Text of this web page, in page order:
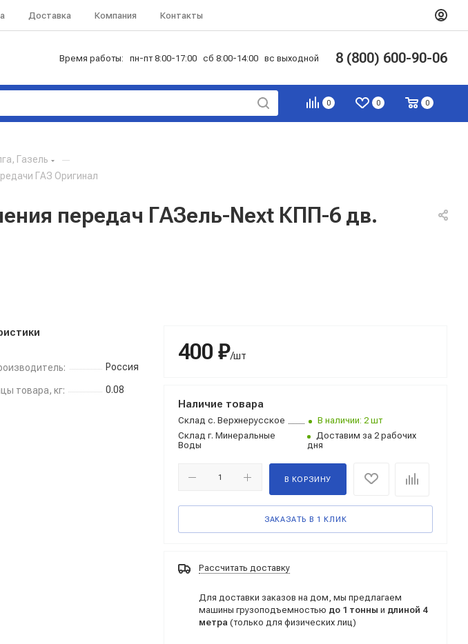
Доставка Компания Контакты
Время работы: пн-пт 8:00-17:00 сб 8:00-14:00 вс выходной 8 (800) 600-90-06
0 0 0
Газель —
ГАЗ Оригинал
передач ГАЗель-Next КПП-6 дв.
Россия
товара, кг: 0.08
400 ₽/шт
Наличие товара
Склад с. Верхнерусское
В наличии: 2 шт
Склад г. Минеральные
Воды
Доставим за 2 рабочих
дня
В КОРЗИНУ
ЗАКАЗАТЬ В 1 КЛИК
Рассчитать доставку
Для доставки заказов на дом, мы предлагаем
машины грузоподъемностью до 1 тонны и длиной 4
метра (только для физических лиц)